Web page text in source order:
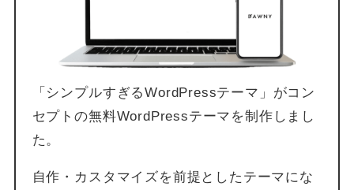
「シンプルすぎるWordPressテーマ」がコン
セプトの無料WordPressテーマを制作しまし
た。
自作・カスタマイズを前提としたテーマにな